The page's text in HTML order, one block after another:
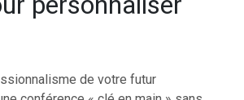
de votre futur